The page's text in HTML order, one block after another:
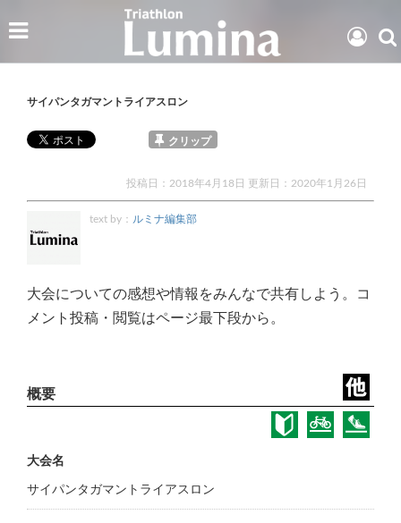
サイパンタガマントライアスロン
クリップ
投稿日：2018年4月18日 更新日： 2020年1月26日
text by： ルミナ編集部
大会についての感想や情報をみんなで共有しよう。コ
メント投稿・閲覧はページ最下段から。
大会名
サイパンタガマントライアスロン